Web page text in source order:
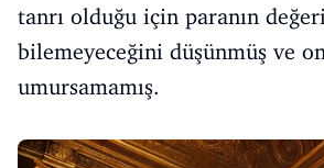
tanrı olduğu için paranın
bilemeyeceğini düşünmüş ve
umursamamış.